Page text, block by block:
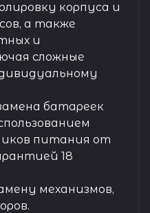
корпуса и
а также
и
сложные
батареек
питания от
18
механизмов,